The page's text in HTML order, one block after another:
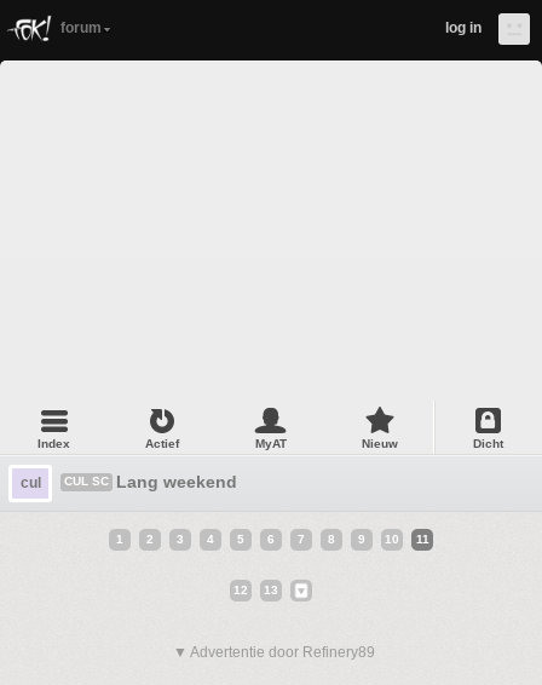
forum log in
Index Actief MyAT Nieuw Dicht
cul CUL SC Lang weekend
1 2 3 4 5 6 7 8 9 10 11
12 13
▼ Advertentie door Refinery89